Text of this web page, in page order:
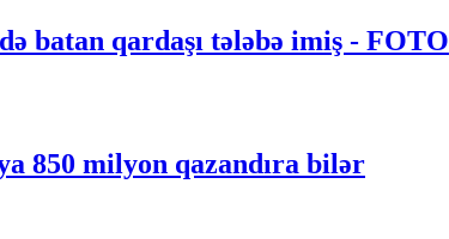
batan qardaşı tələbə imiş - FOTO
850 milyon qazandıra bilər